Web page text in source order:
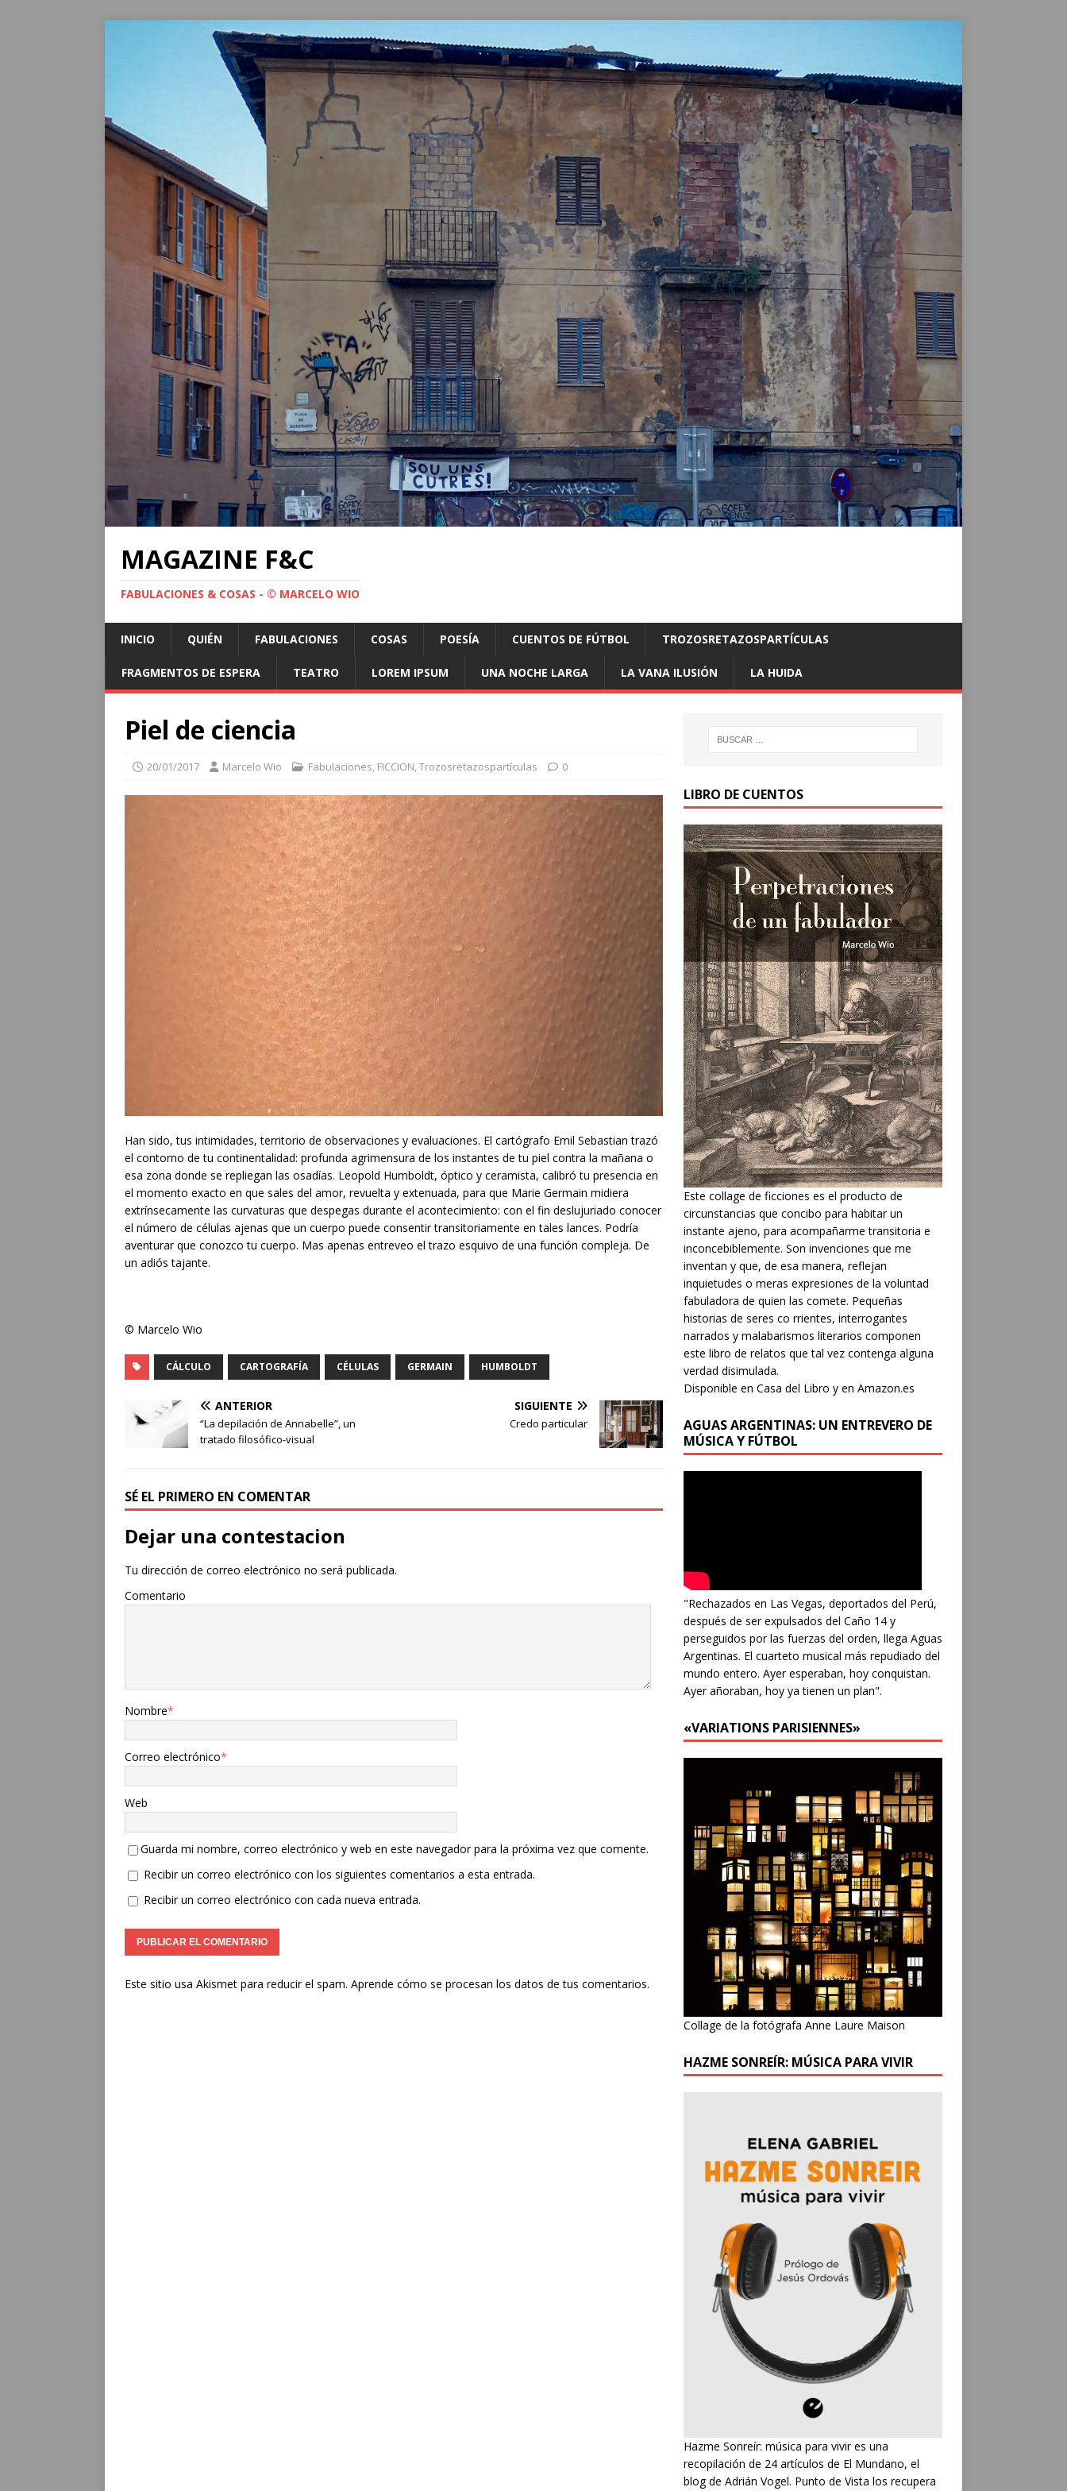
MAGAZINE F&C
FABULACIONES & COSAS - © MARCELO WIO
INICIO QUIÉN FABULACIONES COSAS POESÍA CUENTOS DE FÚTBOL TROZOSRETAZOSPARTÍCULAS
FRAGMENTOS DE ESPERA TEATRO LOREM IPSUM UNA NOCHE LARGA LA VANA ILUSIÓN LA HUIDA
Piel de ciencia
20/01/2017 Marcelo Wio Fabulaciones, FICCION,Trozosretazospartículas 0
Han sido, tus intimidades, territorio de observaciones y evaluaciones. El cartógrafo Emil Sebastian trazó
el contorno de tu continentalidad: profunda agrimensura de los instantes de tu piel contra la mañana o
esa zona donde se repliegan las osadías. Leopold Humboldt, óptico y ceramista, calibró tu presencia en
el momento exacto en que sales del amor, revuelta y extenuada, para que Marie Germain midiera
extrínsecamente las curvaturas que despegas durante el acontecimiento: con el fin deslujuriado conocer
el número de células ajenas que un cuerpo puede consentir transitoriamente en tales lances. Podría
aventurar que conozco tu cuerpo. Mas apenas entreveo el trazo esquivo de una función compleja. De
un adiós tajante.
© Marcelo Wio
CÁLCULO CARTOGRAFÍA CÉLULAS GERMAIN HUMBOLDT
ANTERIOR
“La depilación de Annabelle”, un
tratado filosófico-visual
SIGUIENTE
Credo particular
SÉ EL PRIMERO EN COMENTAR
Dejar una contestacion
Tu dirección de correo electrónico no será publicada.
Comentario
Nombre*
Correo electrónico*
Web
Guarda mi nombre, correo electrónico y web en este navegador para la próxima vez que comente.
Recibir un correo electrónico con los siguientes comentarios a esta entrada.
Recibir un correo electrónico con cada nueva entrada.
Este sitio usa Akismet para reducir el spam. Aprende cómo se procesan los datos de tus comentarios.
LIBRO DE CUENTOS
Este collage de ficciones es el producto de
circunstancias que concibo para habitar un
instante ajeno, para acompañarme transitoria e
inconcebiblemente. Son invenciones que me
inventan y que, de esa manera, reflejan
inquietudes o meras expresiones de la voluntad
fabuladora de quien las comete. Pequeñas
historias de seres co rrientes, interrogantes
narrados y malabarismos literarios componen
este libro de relatos que tal vez contenga alguna
verdad disimulada.
Disponible en Casa del Libro y en Amazon.es
AGUAS ARGENTINAS: UN ENTREVERO DE
MÚSICA Y FÚTBOL
"Rechazados en Las Vegas, deportados del Perú,
después de ser expulsados del Caño 14 y
perseguidos por las fuerzas del orden, llega Aguas
Argentinas. El cuarteto musical más repudiado del
mundo entero. Ayer esperaban, hoy conquistan.
Ayer añoraban, hoy ya tienen un plan".
«VARIATIONS PARISIENNES»
Collage de la fotógrafa Anne Laure Maison
HAZME SONREÍR: MÚSICA PARA VIVIR
Hazme Sonreír: música para vivir es una
recopilación de 24 artículos de El Mundano, el
blog de Adrián Vogel. Punto de Vista los recupera